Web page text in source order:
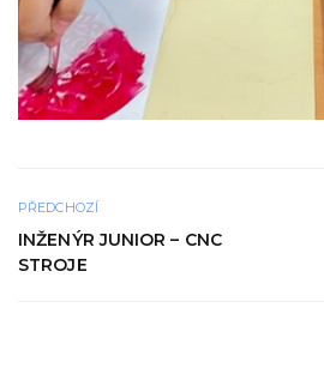
PŘEDCHOZÍ
INŽENÝR JUNIOR – CNC
STROJE